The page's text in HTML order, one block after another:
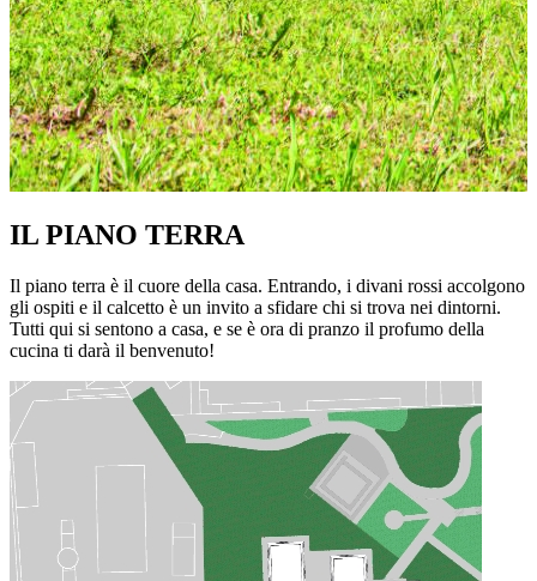
IL PIANO TERRA
Il piano terra è il cuore della casa. Entrando, i divani rossi accolgono
gli ospiti e il calcetto è un invito a sfidare chi si trova nei dintorni.
Tutti qui si sentono a casa, e se è ora di pranzo il profumo della
cucina ti darà il benvenuto!